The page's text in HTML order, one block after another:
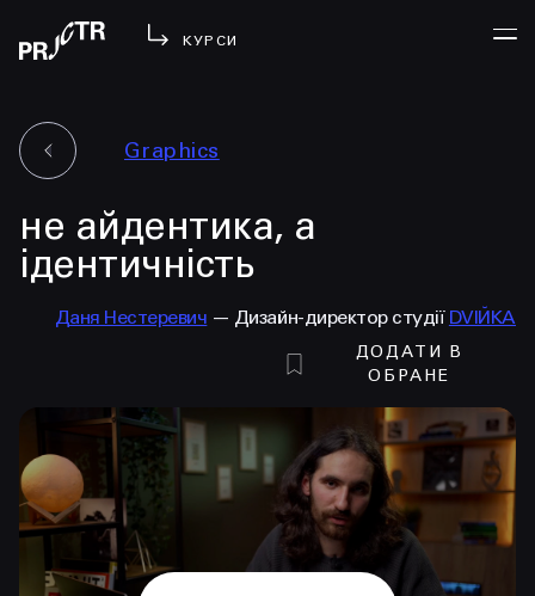
КУРСИ
МЕНЮ
у проджі
бібліотека
менторство
вийти
Graphics
не айдентика, а
ідентичність
Даня Нестеревич — Дизайн-директор студії DVIЙKA
ДОДАТИ В
ОБРАНЕ